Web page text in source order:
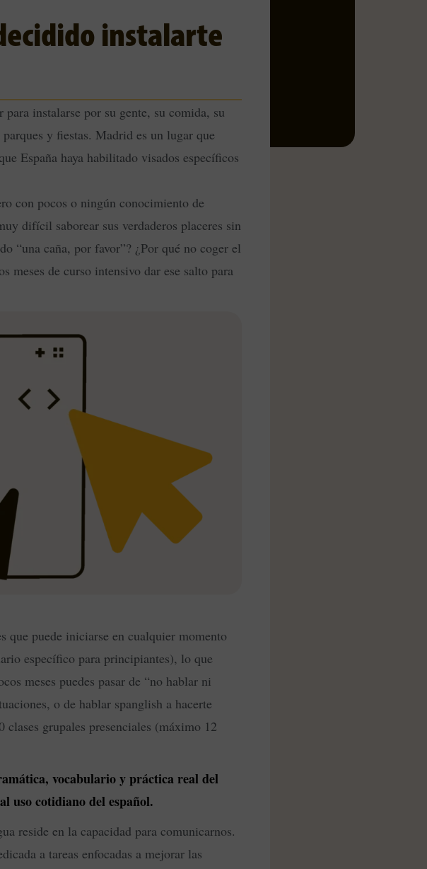
instalarte
instalarse por su gente, su comida, su
y fiestas. Madrid es un lugar que
España haya habilitado visados específicos
con pocos o ningún conocimiento de
difícil saborear sus verdaderos placeres sin
“una caña, por favor”? ¿Por qué no coger el
meses de curso intensivo dar ese salto para
que puede iniciarse en cualquier momento
específico para principiantes), lo que
meses puedes pasar de “no hablar ni
o de hablar spanglish a hacerte
grupales presenciales (máximo 12
vocabulario y práctica real del
uso cotidiano del español.
reside en la capacidad para comunicarnos.
a tareas enfocadas a mejorar las